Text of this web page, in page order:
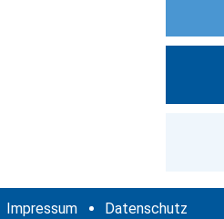
Impressum Datenschutz